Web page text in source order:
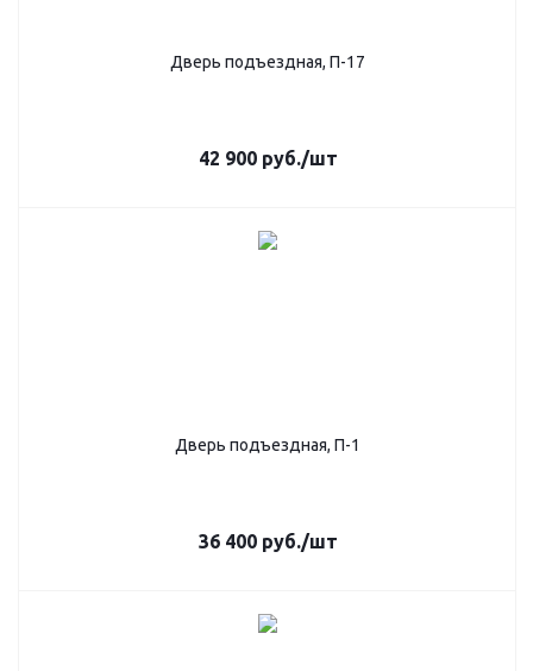
Дверь подъездная, П-17
42 900руб./шт
Дверь подъездная, П-1
36 400руб./шт